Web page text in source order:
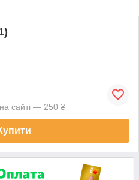
сайті — 250 ₴